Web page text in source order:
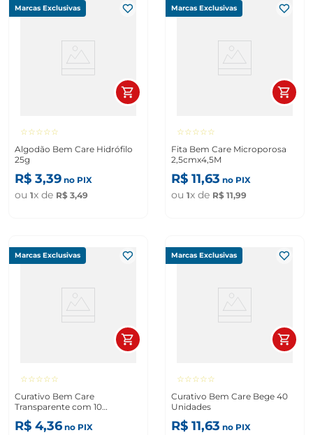
Marcas Exclusivas
☆☆☆☆☆
Algodão Bem Care Hidrófilo
25g
R$ 3,39 no PIX
ou 1x de R$ 3,49
Marcas Exclusivas
☆☆☆☆☆
Fita Bem Care Microporosa
2,5cmx4,5M
R$ 11,63 no PIX
ou 1x de R$ 11,99
Marcas Exclusivas
☆☆☆☆☆
Curativo Bem Care
Transparente com 10
Unidades
R$ 4,36 no PIX
Marcas Exclusivas
☆☆☆☆☆
Curativo Bem Care Bege 40
Unidades
R$ 11,63 no PIX